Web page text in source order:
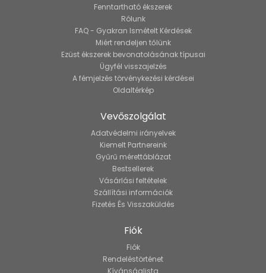
Fenntartható ékszerek
Rólunk
FAQ - Gyakran Ismételt Kérdések
Miért rendeljen tőlünk
Ezüst ékszerek bevonatolásának típusai
Ügyfél visszajelzés
A fémjelzés törvénykezési kérdései
Oldaltérkép
Vevőszolgálat
Adatvédelmi irányelvek
Kiemelt Partnereink
Gyűrű mérettáblázat
Bestsellerek
Vásárlási feltételek
Szállítási információk
Fizetés És Visszaküldés
Fiók
Fiók
Rendeléstörténet
Kívánságlista